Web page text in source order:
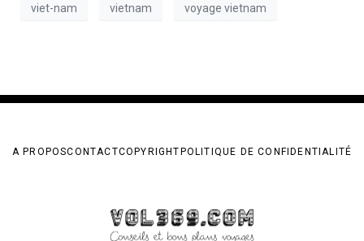
viet-nam vietnam voyage vietnam
A PROPOSCONTACTCOPYRIGHT POLITIQUE DE CONFIDENTIALITÉ